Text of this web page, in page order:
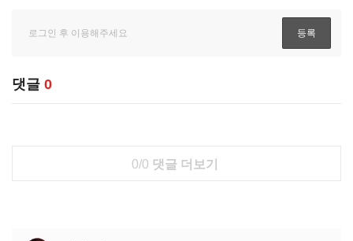
댓글 0
0/0 댓글 더보기